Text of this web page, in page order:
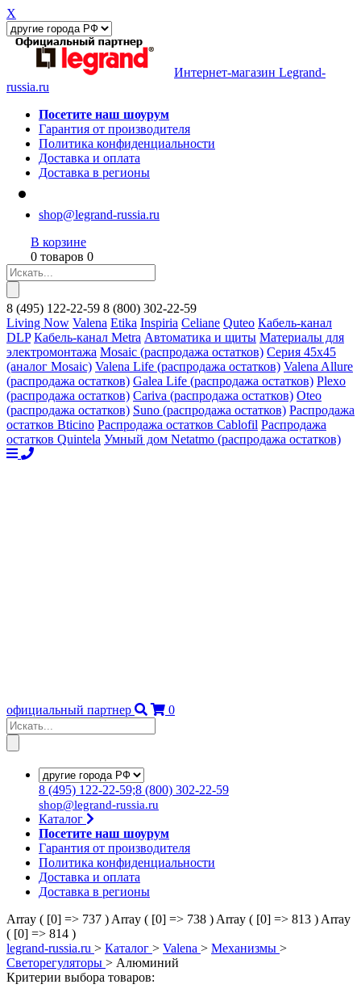
X
Интернет-магазин Legrand-
russia.ru
Посетите наш шоурум
Гарантия от производителя
Политика конфиденциальности
Доставка и оплата
Доставка в регионы
shop@legrand-russia.ru
В корзине
0 товаров 0
8 (495) 122-22-59 8 (800) 302-22-59
Living Now Valena Etika Inspiria Celiane Quteo Кабель-канал
DLP Кабель-канал Metra Автоматика и щиты Материалы для
электромонтажа Mosaic (распродажа остатков) Серия 45х45
(аналог Mosaic) Valena Life (распродажа остатков) Valena Allure
(распродажа остатков) Galea Life (распродажа остатков) Plexo
(распродажа остатков) Cariva (распродажа остатков) Oteo
(распродажа остатков) Suno (распродажа остатков) Распродажа
остатков Bticino Распродажа остатков Cablofil Распродажа
остатков Quintela Умный дом Netatmo (распродажа остатков)
официальный партнер 0
8 (495) 122-22-59;8 (800) 302-22-59
shop@legrand-russia.ru
Каталог
Посетите наш шоурум
Гарантия от производителя
Политика конфиденциальности
Доставка и оплата
Доставка в регионы
Array ( [0] => 737 ) Array ( [0] => 738 ) Array ( [0] => 813 ) Array
( [0] => 814 )
legrand-russia.ru > Каталог > Valena > Механизмы >
Светорегуляторы > Алюминий
Критерии выбора товаров: